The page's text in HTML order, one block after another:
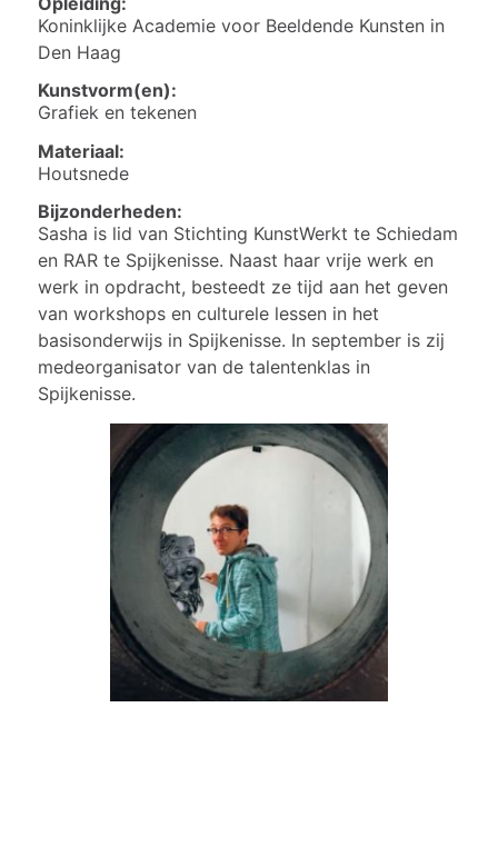
Koninklijke Academie voor Beeldende Kunsten in
Den Haag
Kunstvorm(en):
Grafiek en tekenen
Materiaal:
Houtsnede
Bijzonderheden:
Sasha is lid van Stichting KunstWerkt te Schiedam
en RAR te Spijkenisse. Naast haar vrije werk en
werk in opdracht, besteedt ze tijd aan het geven
van workshops en culturele lessen in het
basisonderwijs in Spijkenisse. In september is zij
medeorganisator van de talentenklas in
Spijkenisse.